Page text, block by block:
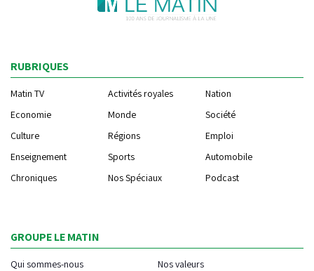
RUBRIQUES
Matin TV Activités royales
Nation
Economie
Monde
Société
Culture
Régions
Emploi
Enseignement
Sports
Automobile
Chroniques
Nos Spéciaux Podcast
GROUPE LE MATIN
Qui sommes-nous
Nos valeurs